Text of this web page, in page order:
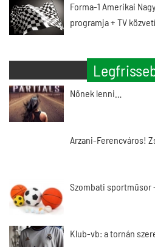
Forma-1 Amerikai
programja + TV
Nőnek lenni…
Arzani-Ferencváros!
Szombati sportműsor
Klub-vb: a tornán